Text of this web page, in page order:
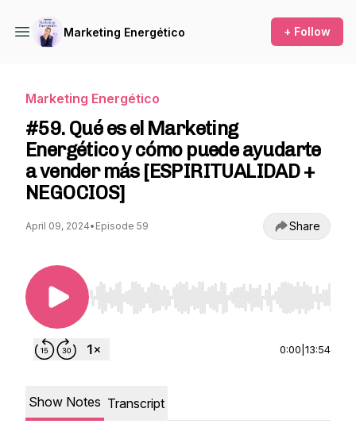
Marketing Energético + Follow
Marketing Energético
#59. Qué es el Marketing
Energético y cómo puede ayudarte
a vender más [ESPIRITUALIDAD +
NEGOCIOS]
April 09, 2024• Episode 59 Share
Use Left/Right to seek, Home/End to jump to
0:00 13:54
Show Notes Transcript